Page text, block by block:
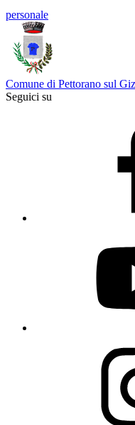
personale
Comune di Pettorano sul
Seguici su